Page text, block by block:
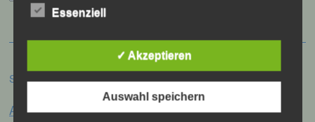
Schlagwörter
Alex SellnerAnna Drexler Anne Schregle Arnstorf
Betroffene Person ist jede identifizierte oder
identifizierbare natürliche Person, deren
personenbezogene Daten von dem für die
Verarbeitung Verantwortlichen verarbeitet
Essenziell
✓ Akzeptieren
Auswahl speichern